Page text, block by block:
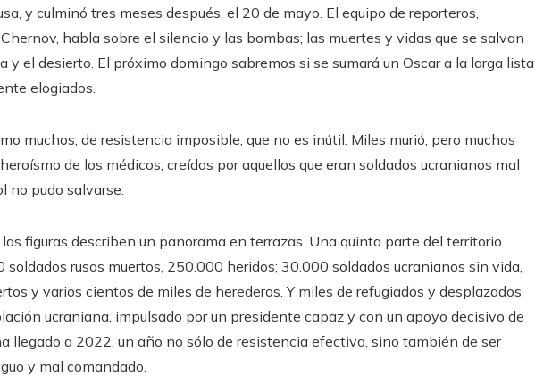
y culminó tres meses después, el 20 de mayo. El equipo de reporteros,
habla sobre el silencio y las bombas; las muertes y vidas que se salvan
y el desierto. El próximo domingo sabremos si se sumará un Oscar a la larga lista
elogiados.
muchos, de resistencia imposible, que no es inútil. Miles murió, pero muchos
de los médicos, creídos por aquellos que eran soldados ucranianos mal
no pudo salvarse.
figuras describen un panorama en terrazas. Una quinta parte del territorio
soldados rusos muertos, 250.000 heridos; 30.000 soldados ucranianos sin vida,
y varios cientos de miles de herederos. Y miles de refugiados y desplazados
ucraniana, impulsado por un presidente capaz y con un apoyo decisivo de
llegado a 2022, un año no sólo de resistencia efectiva, sino también de ser
y mal comandado.